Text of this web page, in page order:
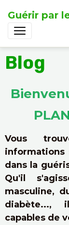
Guérir par
Blog
Vous
dans la
Qu'il
masculine,
diabète...,
capables de